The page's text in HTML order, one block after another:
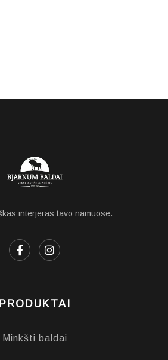
interjeras tavo namuose.
PRODUKTAI
Minkšti baldai